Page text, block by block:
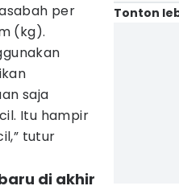
per
(kg).
saja
Itu hampir
tutur
di akhir
Tonton